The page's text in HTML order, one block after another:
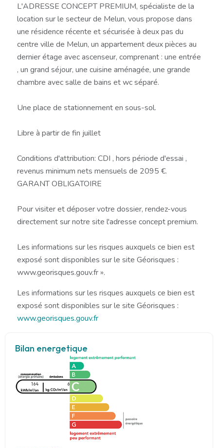
L'ADRESSE CONCEPT PREMIUM, spécialiste de la
location sur le secteur de Melun, vous propose dans
une résidence récente et sécurisée à deux pas du
centre ville de Melun, un appartement deux pièces au
dernier étage avec ascenseur, comprenant : une entrée
, un grand séjour, une cuisine aménagée, une grande
chambre avec salle de bains et wc séparé.
Une place de stationnement en sous-sol.
Libre à partir de fin juillet
Conditions d'attribution: CDI , hors période d'essai ,
revenus minimum nets mensuels de 2095 €.
GARANT OBLIGATOIRE
Pour visiter et déposer votre dossier, rendez-vous
directement sur notre site l'adresse concept premium.
Les informations sur les risques auxquels ce bien est
exposé sont disponibles sur le site Géorisques :
www.georisques.gouv.fr ».
Les informations sur les risques auxquels ce bien est
exposé sont disponibles sur le site Géorisques :
www.georisques.gouv.fr
Bilan energetique
164 6